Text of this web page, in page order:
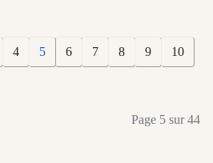
4 5 6 7 8 9 10
Page 5 sur 44